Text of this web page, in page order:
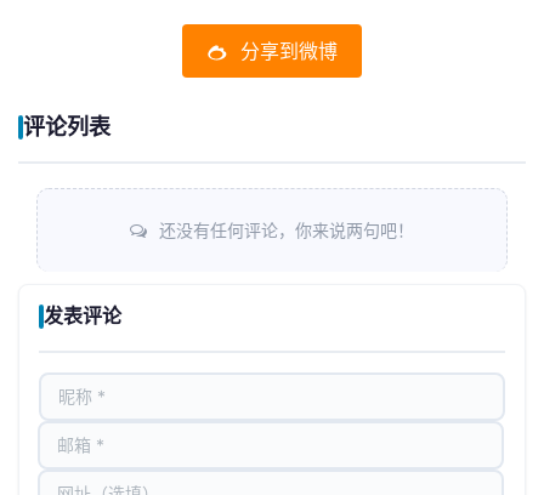
分享到微博
评论列表
还没有任何评论，你来说两句吧！
发表评论